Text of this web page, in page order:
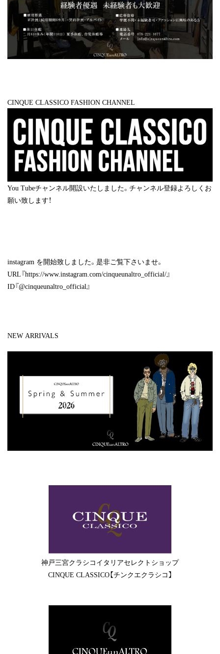
CINQUE CLASSICO FASHION CHANNEL
You Tubeチャンネル開設いたしました。チャンネル登録よろしくお
願い致します！
instagram を開始致しました。是非ご覧下さいませ。
URL『https://www.instagram.com/cinqueunaltro_official/』
ID『@cinqueunaltro_official』
NEW ARRIVALS
神戸三宮クラシコイタリアセレクトショップ
CINQUE CLASSICO【チンクエクラシコ】